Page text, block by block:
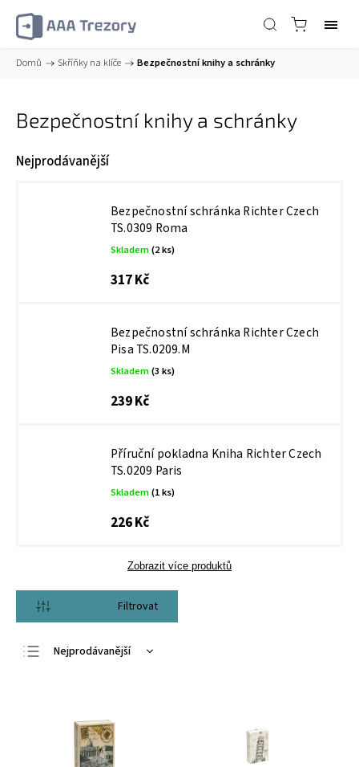
Domů / Skříňky na klíče / Bezpečnostní knihy a schránky
Bezpečnostní knihy a schránky
Nejprodávanější
Bezpečnostní schránka Richter Czech
TS.0309 Roma
Skladem(2 ks)
317 Kč
Bezpečnostní schránka Richter Czech
Pisa TS.0209.M
Skladem(3 ks)
239 Kč
Příruční pokladna Kniha Richter Czech
TS.0209 Paris
Skladem(1 ks)
226 Kč
Zobrazit více produktů
Nejprodávanější
Abecedně